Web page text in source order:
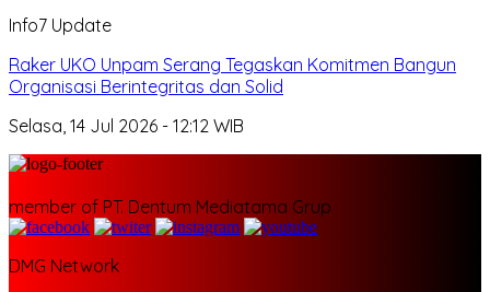
Info7 Update
Raker UKO Unpam Serang Tegaskan Komitmen Bangun
Organisasi Berintegritas dan Solid
Selasa, 14 Jul 2026 - 12:12 WIB
member of PT. Dentum Mediatama Grup
DMG Network